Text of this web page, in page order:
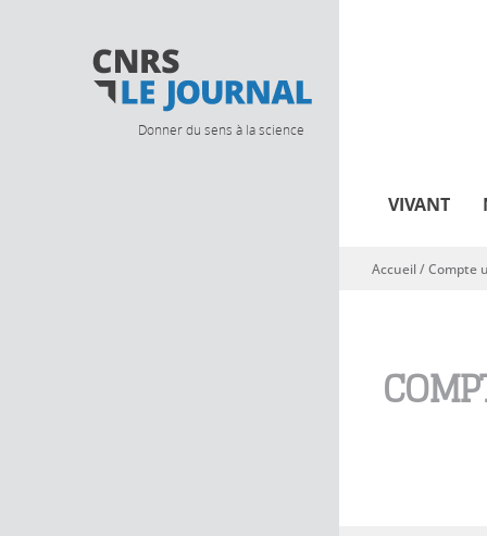
Donner du sens à la science
VIVANT
Vous êtes ici
Accueil/Compte